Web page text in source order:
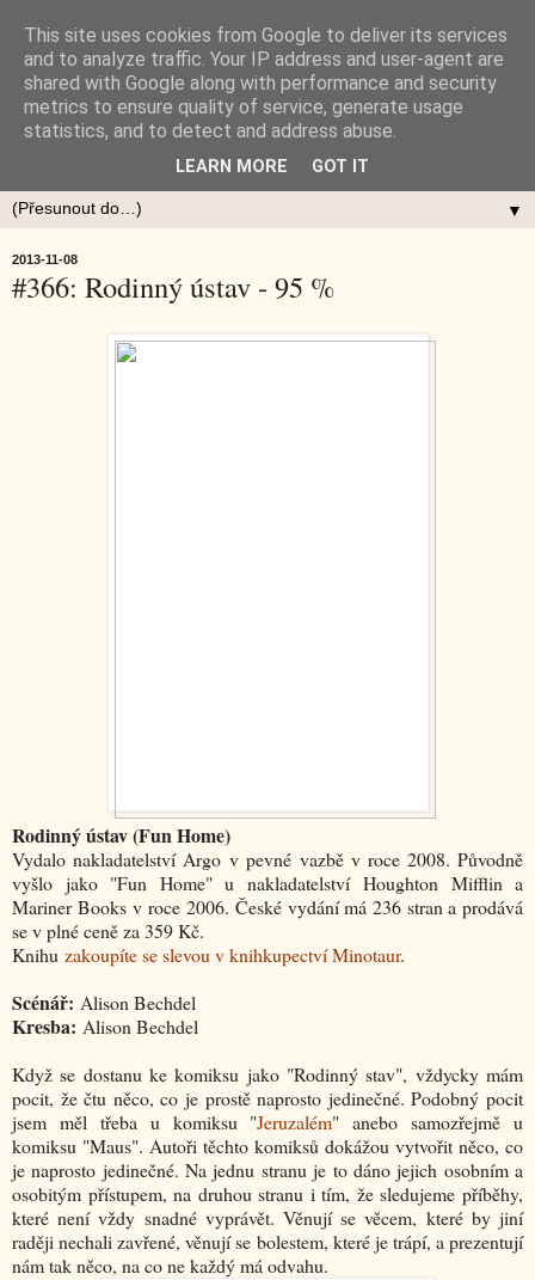
▼
2013-11-08
#366: Rodinný ústav - 95 %
Rodinný ústav (Fun Home)
Vydalo nakladatelství Argo v pevné vazbě v roce 2008. Původně
vyšlo jako "Fun Home" u nakladatelství Houghton Mifflin a
Mariner Books v roce 2006. České vydání má 236 stran a prodává
se v plné ceně za 359 Kč.
Knihu zakoupíte se slevou v knihkupectví Minotaur.
Scénář: Alison Bechdel
Kresba: Alison Bechdel
Když se dostanu ke komiksu jako "Rodinný stav", vždycky mám
pocit, že čtu něco, co je prostě naprosto jedinečné. Podobný pocit
jsem měl třeba u komiksu "Jeruzalém" anebo samozřejmě u
komiksu "Maus". Autoři těchto komiksů dokážou vytvořit něco, co
je naprosto jedinečné. Na jednu stranu je to dáno jejich osobním a
osobitým přístupem, na druhou stranu i tím, že sledujeme příběhy,
které není vždy snadné vyprávět. Věnují se věcem, které by jiní
raději nechali zavřené, věnují se bolestem, které je trápí, a prezentují
nám tak něco, na co ne každý má odvahu.
This site uses cookies from Google to deliver its services
and to analyze traffic. Your IP address and user-agent are
shared with Google along with performance and security
metrics to ensure quality of service, generate usage
statistics, and to detect and address abuse.
LEARN MORE GOT IT